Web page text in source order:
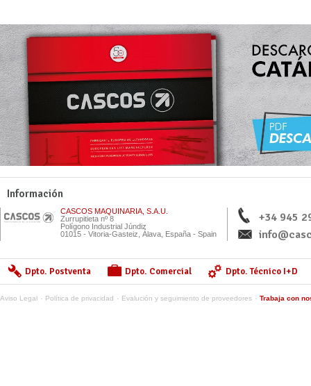
Información
CASCOS MAQUINARIA, S.A.U.
Zurrupitieta nº 8
Polígono Industrial Júndiz
01015 - Vitoria-Gasteiz, Álava, España - Spain
+34 945
Dpto. Postventa Dpto. Comercial Dpto. Técnico I+D
Aviso Legal Política de privacidad Evalución y seguimiento de proveedores Trabaja con